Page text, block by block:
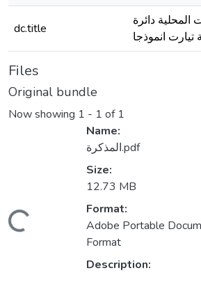
dc.title
المحلية دائرة
تيارت انموذجا
Files
Original bundle
Now showing 1 - 1 of 1
Name:
المذكرة.pdf
Size:
12.73 MB
Format:
Adobe Portable
Format
Description: